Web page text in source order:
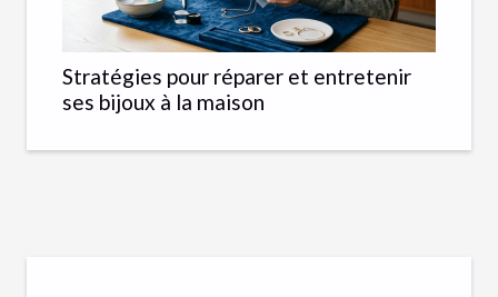
Stratégies pour réparer et entretenir
ses bijoux à la maison